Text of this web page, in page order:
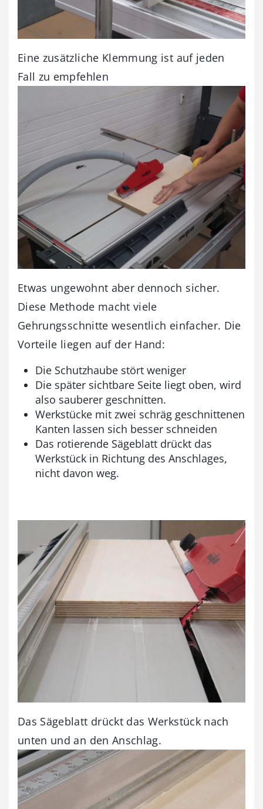
Eine zusätzliche Klemmung ist auf jeden
Fall zu empfehlen
Etwas ungewohnt aber dennoch sicher.
Diese Methode macht viele
Gehrungsschnitte wesentlich einfacher. Die
Vorteile liegen auf der Hand:
Die Schutzhaube stört weniger
Die später sichtbare Seite liegt oben, wird
also sauberer geschnitten.
Werkstücke mit zwei schräg geschnittenen
Kanten lassen sich besser schneiden
Das rotierende Sägeblatt drückt das
Werkstück in Richtung des Anschlages,
nicht davon weg.
Das Sägeblatt drückt das Werkstück nach
unten und an den Anschlag.